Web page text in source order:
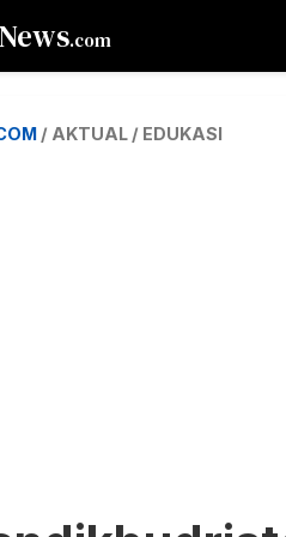
.com
/ AKTUAL / EDUKASI